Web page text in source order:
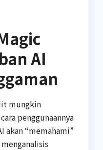
AI
mungkin
penggunaannya
akan “memahami”